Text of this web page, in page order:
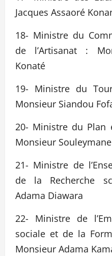
Jacques Assaoré
18- Ministre du
de l’Artisanat :
Konaté
19- Ministre du
Monsieur Siandou
20- Ministre du Plan
Monsieur
21- Ministre de
de la Recherche
Adama Diawara
22- Ministre de
sociale et de la
Monsieur Adama